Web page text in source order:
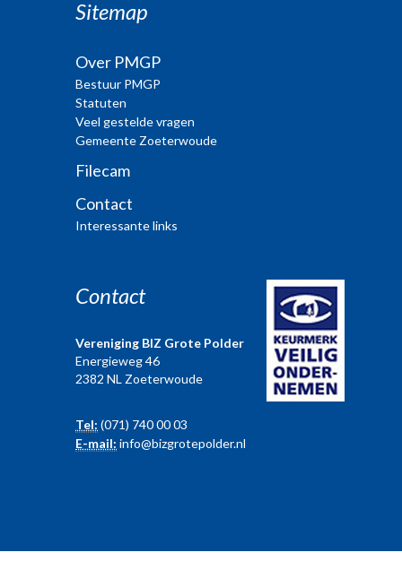
Sitemap
Over PMGP
Bestuur PMGP
Statuten
Veel gestelde vragen
Gemeente Zoeterwoude
Filecam
Contact
Interessante links
Contact
Vereniging BIZ Grote Polder
Energieweg 46
2382 NL Zoeterwoude
Tel: (071) 740 00 03
E-mail: info@bizgrotepolder.nl